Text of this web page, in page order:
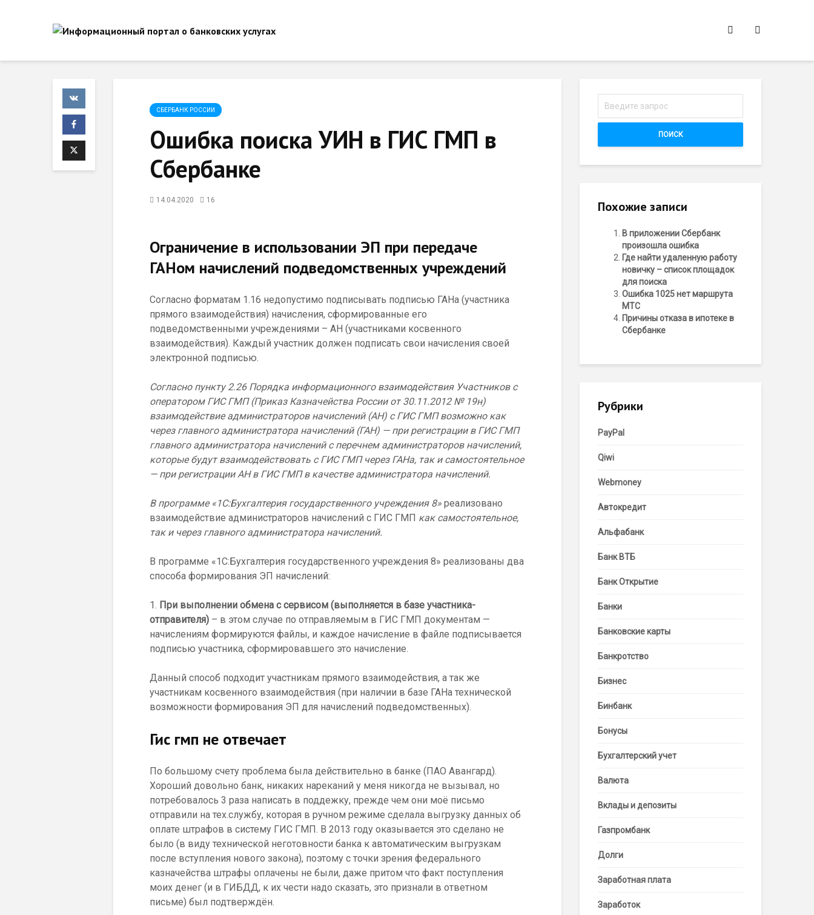
СБЕРБАНК РОССИИ
Ошибка поиска УИН в ГИС ГМП в
Сбербанке
14.04.2020 16
Ограничение в использовании ЭП при передаче
ГАНом начислений подведомственных учреждений
Согласно форматам 1.16 недопустимо подписывать подписью ГАНа (участника
прямого взаимодействия) начисления, сформированные его
подведомственными учреждениями – АН (участниками косвенного
взаимодействия). Каждый участник должен подписать свои начисления своей
электронной подписью.
Согласно пункту 2.26 Порядка информационного взаимодействия Участников с
оператором ГИС ГМП (Приказ Казначейства России от 30.11.2012 № 19н)
взаимодействие администраторов начислений (АН) с ГИС ГМП возможно как
через главного администратора начислений (ГАН) — при регистрации в ГИС ГМП
главного администратора начислений с перечнем администраторов начислений,
которые будут взаимодействовать с ГИС ГМП через ГАНа, так и самостоятельное
— при регистрации АН в ГИС ГМП в качестве администратора начислений.
В программе «1С:Бухгалтерия государственного учреждения 8» реализовано
взаимодействие администраторов начислений с ГИС ГМП как самостоятельное,
так и через главного администратора начислений.
В программе «1С:Бухгалтерия государственного учреждения 8» реализованы два
способа формирования ЭП начислений:
1. При выполнении обмена с сервисом (выполняется в базе участника-
отправителя) – в этом случае по отправляемым в ГИС ГМП документам —
начислениям формируются файлы, и каждое начисление в файле подписывается
подписью участника, сформировавшего это начисление.
Данный способ подходит участникам прямого взаимодействия, а так же
участникам косвенного взаимодействия (при наличии в базе ГАНа технической
возможности формирования ЭП для начислений подведомственных).
Гис гмп не отвечает
По большому счету проблема была действительно в банке (ПАО Авангард).
Хороший довольно банк, никаких нареканий у меня никогда не вызывал, но
потребовалось 3 раза написать в поддежку, прежде чем они моё письмо
отправили на тех.службу, которая в ручном режиме сделала выгрузку данных об
оплате штрафов в систему ГИС ГМП. В 2013 году оказывается это сделано не
было (в виду технической неготовности банка к автоматическим выгрузкам
после вступления нового закона), поэтому с точки зрения федерального
казначейства штрафы оплачены не были, даже притом что факт поступления
моих денег (и в ГИБДД, к их чести надо сказать, это признали в ответном
письме) был подтверждён.
ПОИСК
Похожие записи
В приложении Сбербанк
произошла ошибка
Где найти удаленную работу
новичку – список площадок
для поиска
Ошибка 1025 нет маршрута
МТС
Причины отказа в ипотеке в
Сбербанке
Рубрики
PayPal
Qiwi
Webmoney
Автокредит
Альфабанк
Банк ВТБ
Банк Открытие
Банки
Банковские карты
Банкротство
Бизнес
Бинбанк
Бонусы
Бухгалтерский учет
Валюта
Вклады и депозиты
Газпромбанк
Долги
Заработная плата
Заработок